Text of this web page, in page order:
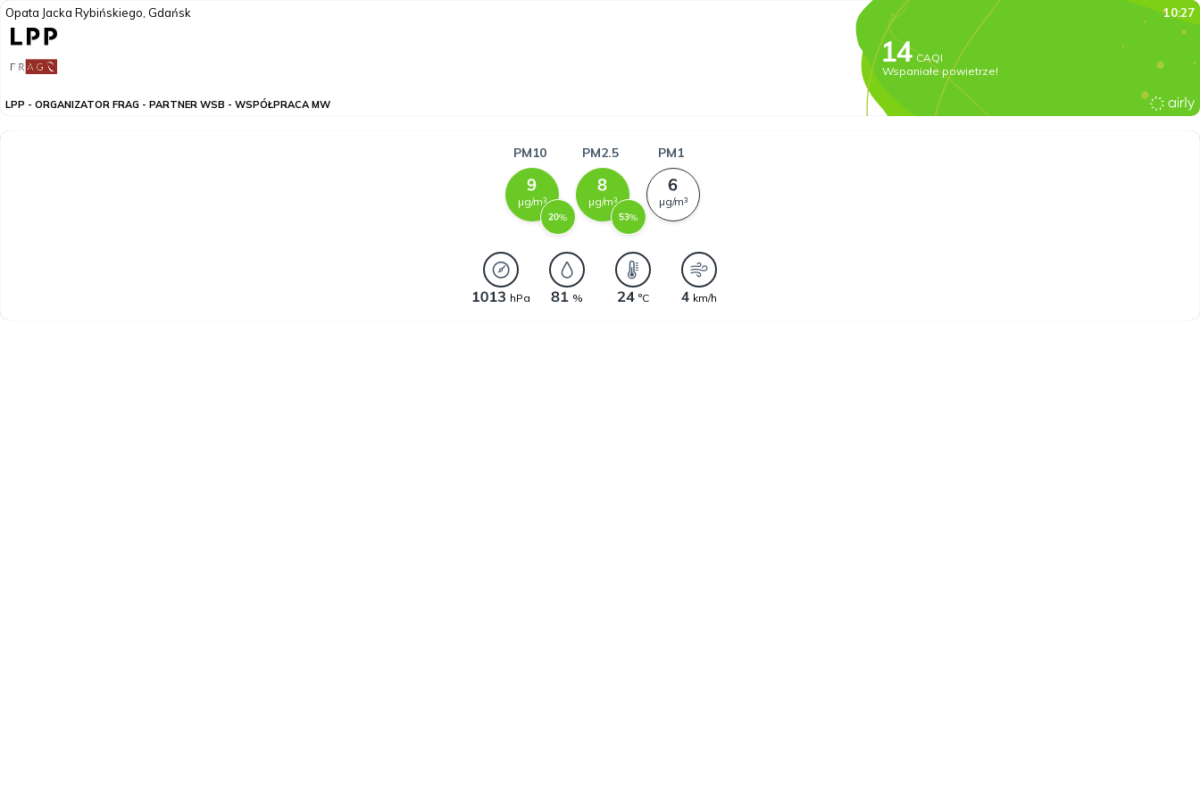
Opata Jacka Rybińskiego, Gdańsk 10:27
CAQI
Wspaniałe powietrze!
LPP - ORGANIZATOR FRAG - PARTNER WSB - WSPÓŁPRACA MW
PM10
µg/m³
%
PM2.5
µg/m³
%
PM1
µg/m³
hPa % °C km/h